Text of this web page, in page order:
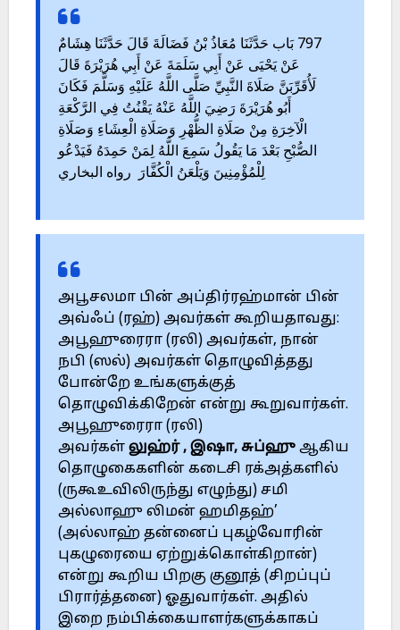
797 بَاب حَدَّثَنَا مُعَاذُ بْنُ فَضَالَةَ قَالَ حَدَّثَنَا هِشَامٌ
عَنْ يَحْيَى عَنْ أَبِي سَلَمَةَ عَنْ أَبِي هُرَيْرَةَ قَالَ
لَأُقَرِّبَنَّ صَلَاةَ النَّبِيِّ صَلَّى اللَّهُ عَلَيْهِ وَسَلَّمَ فَكَانَ
أَبُو هُرَيْرَةَ رَضِيَ اللَّهُ عَنْهُ يَقْنُتُ فِي الرَّكْعَةِ
الْآخِرَةِ مِنْ صَلَاةِ الظُّهْرِ وَصَلَاةِ الْعِشَاءِ وَصَلَاةِ
الصُّبْحِ بَعْدَ مَا يَقُولُ سَمِعَ اللَّهُ لِمَنْ حَمِدَهُ فَيَدْعُو
لِلْمُؤْمِنِينَ وَيَلْعَنُ الْكُفَّارَ رواه البخاري
அபூசலமா பின் அப்திர்ரஹ்மான் பின்
அவ்ஃப் (ரஹ்) அவர்கள் கூறியதாவது:
அபூஹுரைரா (ரலி) அவர்கள், நான்
நபி (ஸல்) அவர்கள் தொழுவித்தது
போன்றே உங்களுக்குத்
தொழுவிக்கிறேன் என்று கூறுவார்கள்.
அபூஹுரைரா (ரலி)
அவர்கள் லுஹ்ர், இஷா, சுப்ஹு ஆகிய
தொழுகைகளின் கடைசி ரக்அத்களில்
(ருகூஉவிலிருந்து எழுந்து) சமி
அல்லாஹு லிமன் ஹமிதஹ்’
(அல்லாஹ் தன்னைப் புகழ்வோரின்
புகழுரையை ஏற்றுக்கொள்கிறான்)
என்று கூறிய பிறகு குனூத் (சிறப்புப்
பிரார்த்தனை) ஓதுவார்கள். அதில்
இறை நம்பிக்கையாளர்களுக்காகப்